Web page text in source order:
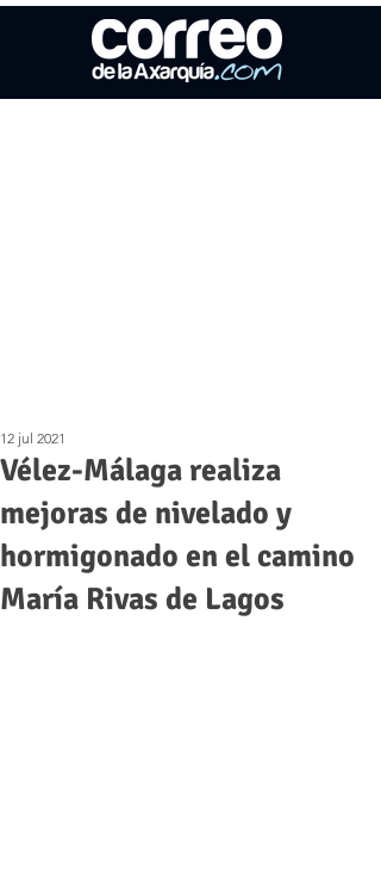
Vélez-Málaga realiza
mejoras de nivelado y
hormigonado en el camino
María Rivas de Lagos
12 jul 2021